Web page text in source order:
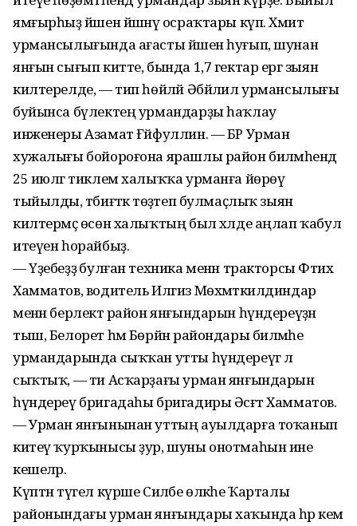
ямғырһыҙ йәшен йәшнәү осраҡтары күп. Хәмит
урмансылығында ағасты йәшен һуғып, шунан
янғын сығып китте, бында 1,7 гектар ергә зыян
килтерелде, — тип һөйләй Әбйәлил урмансылығы
буйынса бүлектең урмандарҙы һаҡлау
инженеры Азамат Ғәйфуллин. — БР Урман
хужалығы бойороғона ярашлы район биләмәһендә
25 июлгә тиклем халыҡҡа урманға йөрөү
тыйылды, тәбиғәткә төҙәтеп булмаҫлыҡ зыян
килтермәҫ өсөн халыҡтың был хәлде аңлап ҡабул
итеүен һорайбыҙ.
— Үҙебеҙҙә булған техника менән тракторсы Фәтих
Хамматов, водитель Илгиз Мөхәмәткилдиндар
менән берлектә район янғындарын һүндереүҙән
тыш, Белорет һәм Бөрйән райондары биләмәһе
урмандарында сыҡҡан утты һүндереүгә лә
сыҡтыҡ, — ти Асҡарҙағы урман янғындарын
һүндереү бригадаһы бригадиры Әсғәт Хамматов.
— Урман янғынынан уттың ауылдарға тоҡанып
китеү ҡурҡынысы ҙур, шуны онотмаһын ине
кешеләр.
Күптән түгел күрше Силәбе өлкәһе Ҡарталы
районындағы урман янғындары хаҡында һәр кем